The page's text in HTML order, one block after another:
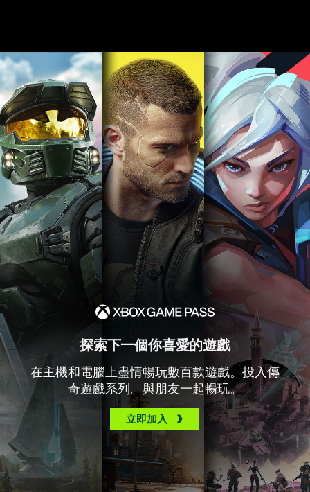
探索下一個你喜愛的遊戲
在主機和電腦上盡情暢玩數百款遊戲。投入傳
奇遊戲系列。與朋友一起暢玩。
立即加入